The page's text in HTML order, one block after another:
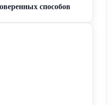
способов